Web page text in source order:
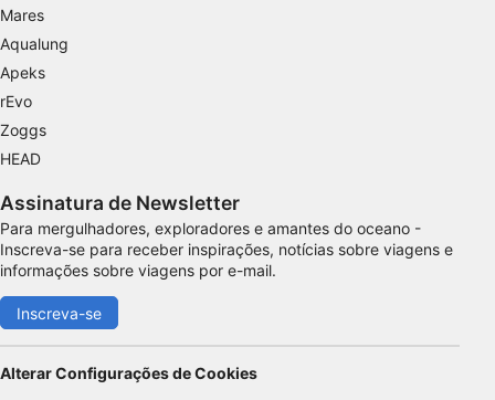
Mares
Aqualung
Apeks
rEvo
Zoggs
HEAD
Assinatura de Newsletter
Para mergulhadores, exploradores e amantes do oceano -
Inscreva-se para receber inspirações, notícias sobre viagens e
informações sobre viagens por e-mail.
Inscreva-se
Alterar Configurações de Cookies
Desempenho
Funcional
Publicidade